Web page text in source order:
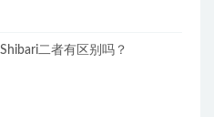
二者有区别吗？